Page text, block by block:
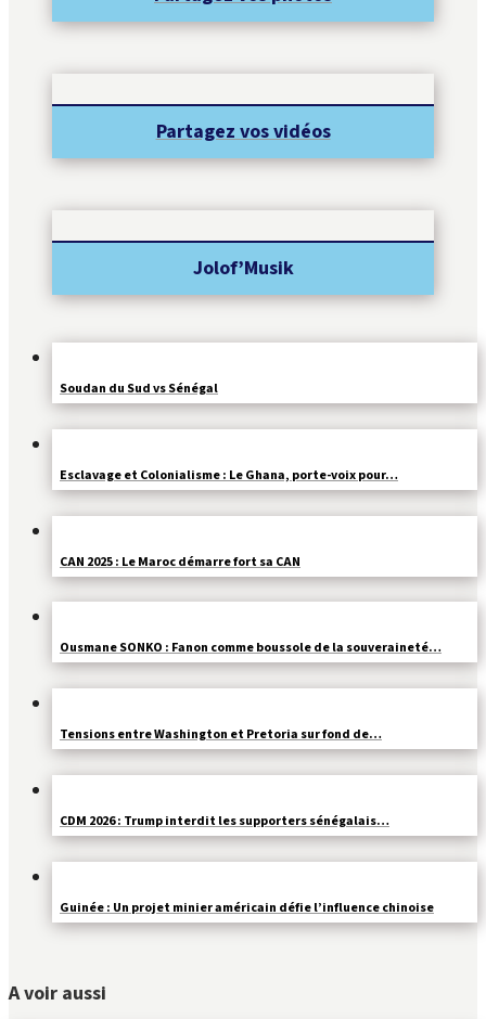
Soudan du Sud vs Sénégal
Esclavage et Colonialisme : Le Ghana, porte-voix pour…
CAN 2025 : Le Maroc démarre fort sa CAN
Ousmane SONKO : Fanon comme boussole de la souveraineté…
Tensions entre Washington et Pretoria sur fond de…
CDM 2026 : Trump interdit les supporters sénégalais…
Guinée : Un projet minier américain défie l’influence chinoise
Partagez vos vidéos
Jolof’Musik
A voir aussi